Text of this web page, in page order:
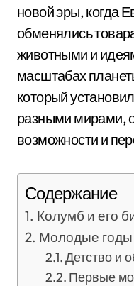
новой эры, когда
обменялись
животными и
масштабах
который
разными мирами,
возможности и
Содержание
Колумб и его
Молодые годы
Детство и
Первые